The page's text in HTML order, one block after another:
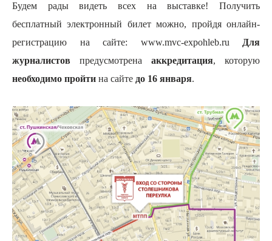
Будем рады видеть всех на выставке!
Получить
бесплатный электронный билет можно, пройдя онлайн-
регистрацию на сайте: www.mvc-expohleb.ru
Для
журналистов предусмотрена аккредитация, которую
необходимо пройти на сайте до 16 января.